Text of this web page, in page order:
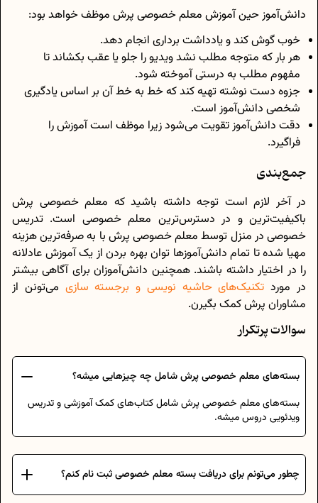
دانش‌آموز حین آموزش معلم خصوصی پرش موظف خواهد بود:
خوب گوش کند و یادداشت برداری انجام دهد.
هر بار که متوجه مطلب نشد ویدیو را جلو یا عقب بکشاند تا
مفهوم مطلب به درستی آموخته شود.
جزوه دست نوشته تهیه کند که خط به خط آن بر اساس یادگیری
شخصی دانش‌آموز است.
دقت دانش‌آموز تقویت می‌شود زیرا موظف است آموزش را
فراگیرد.
جمع‌بندی
در آخر لازم است توجه داشته باشید که معلم خصوصی پرش
باکیفیت‌ترین و در دسترس‌ترین معلم خصوصی است. تدریس
خصوصی در منزل توسط معلم خصوصی پرش با به صرفه‌ترین هزینه
مهیا شده تا تمام دانش‌آموزها توان بهره بردن از یک آموزش عادلانه
را در اختیار داشته باشند. همچنین دانش‌آموزان برای آگاهی بیشتر
در مورد تکنیک‌های حاشیه نویسی و برجسته سازی می‌تونن از
مشاوران پرش کمک بگیرن.
سوالات پرتکرار
بسته‌های معلم خصوصی پرش شامل چه چیزهایی میشه؟
بسته‌های معلم خصوصی پرش شامل کتاب‌های کمک آموزشی و تدریس
ویدئویی دروس میشه.
چطور می‌تونم برای دریافت بسته معلم خصوصی ثبت نام کنم؟